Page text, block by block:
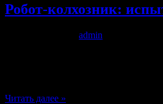
Робот-колхозник:
admin
Читать далее »